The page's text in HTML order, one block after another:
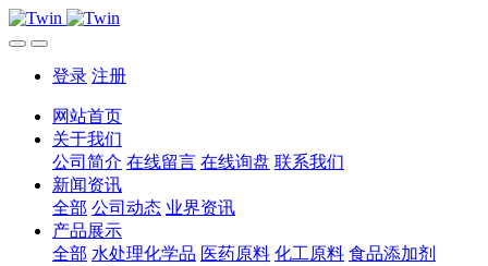
登录 注册
网站首页
关于我们
公司简介 在线留言 在线询盘 联系我们
新闻资讯
全部 公司动态 业界资讯
产品展示
全部 水处理化学品 医药原料 化工原料 食品添加剂